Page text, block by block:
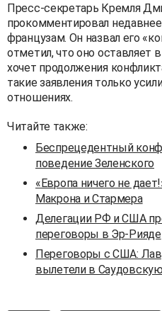
Пресс-секретарь Кремля
прокомментировал
французам. Он назвал его
отметил, что оно оставляет
хочет продолжения
такие заявления только
отношениях.
Читайте также:
Беспрецедентный
поведение Зеленского
«Европа ничего не
Макрона и Стармера
Делегации РФ и США
переговоры в Эр-Рияде
Переговоры с США:
вылетели в